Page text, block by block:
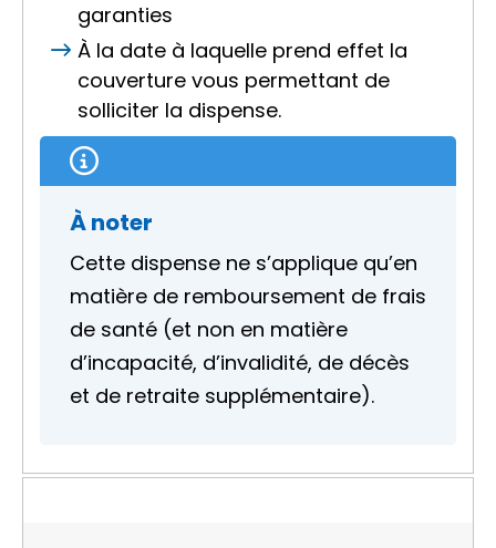
garanties
À la date à laquelle prend effet la
couverture vous permettant de
solliciter la dispense.
À noter
Cette dispense ne s’applique qu’en
matière de remboursement de frais
de santé (et non en matière
d’incapacité, d’invalidité, de décès
et de retraite supplémentaire).